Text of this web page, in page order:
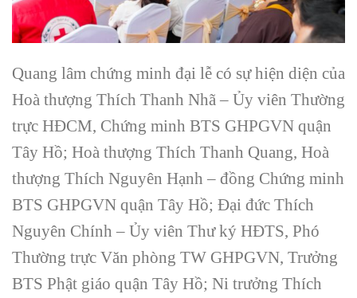
Quang lâm chứng minh đại lễ có sự hiện diện của
Hoà thượng Thích Thanh Nhã – Ủy viên Thường
trực HĐCM, Chứng minh BTS GHPGVN quận
Tây Hồ; Hoà thượng Thích Thanh Quang, Hoà
thượng Thích Nguyên Hạnh – đồng Chứng minh
BTS GHPGVN quận Tây Hồ; Đại đức Thích
Nguyên Chính – Ủy viên Thư ký HĐTS, Phó
Thường trực Văn phòng TW GHPGVN, Trưởng
BTS Phật giáo quận Tây Hồ; Ni trưởng Thích